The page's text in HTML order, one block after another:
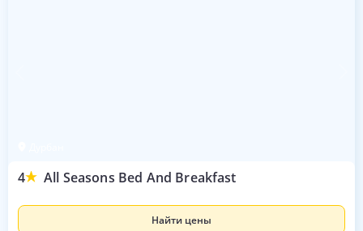
4 All Seasons Bed And Breakfast
Найти цены